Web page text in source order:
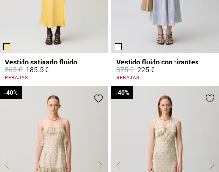
Vestido satinado fluido
Price reduced from
265 €to185.5 €
4,7 out of 5 Customer Rating
REBAJAS
Vestido fluido con tirantes
Price reduced from
375 €to225 €
3,8 out of 5 Customer Rating
REBAJAS
-40%
-40% -40%
-40%